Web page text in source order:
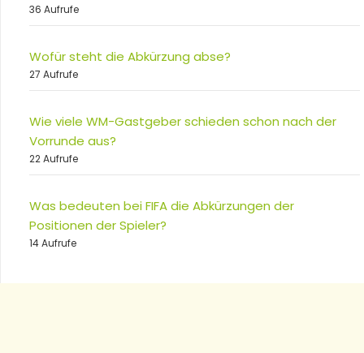
36 Aufrufe
Wofür steht die Abkürzung abse?
27 Aufrufe
Wie viele WM-Gastgeber schieden schon nach der
Vorrunde aus?
22 Aufrufe
Was bedeuten bei FIFA die Abkürzungen der
Positionen der Spieler?
14 Aufrufe